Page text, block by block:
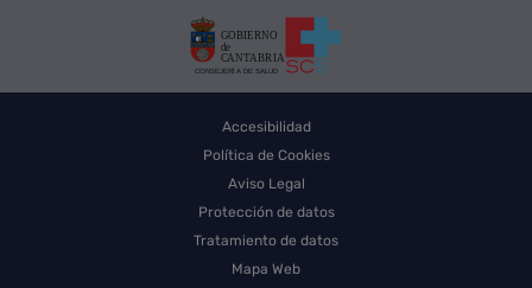
Accesibilidad
Política de Cookies
Aviso Legal
Protección de datos
Tratamiento de datos
Mapa Web